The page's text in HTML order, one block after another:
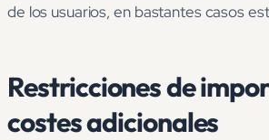
de los usuarios, en bastantes casos
Restricciones de
costes adicionales